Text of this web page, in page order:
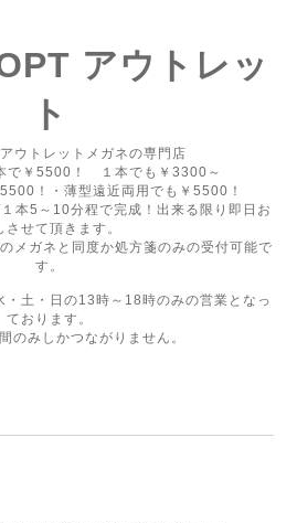
アウトレッ
ト
ウトレットメガネの専門店
で￥5500！ １本でも￥3300～
！・薄型遠近両用でも￥5500！
本5～10分程で完成！出来る限り即日お
させて頂きます。
メガネと同度か処方箋のみの受付可能で
す。
土・日の13時～18時のみの営業となっ
ております。
のみしかつながりません。